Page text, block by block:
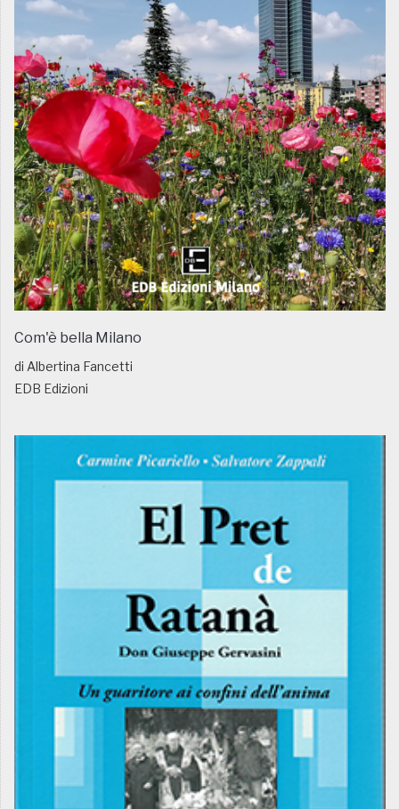
Com'è bella Milano
di Albertina Fancetti
EDB Edizioni